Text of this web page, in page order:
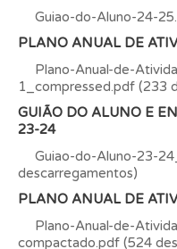
Guiao-do-Aluno-24-
PLANO ANUAL DE
Plano-Anual-de-
1_compressed.pdf (233
GUIÃO DO ALUNO E
23-24
Guiao-do-Aluno-23-
descarregamentos)
PLANO ANUAL DE
Plano-Anual-de-
compactado.pdf (524